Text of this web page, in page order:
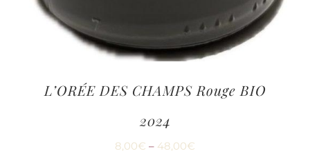
L’ORÉE DES CHAMPS Rouge BIO
2024
8,00€ – 48,00€